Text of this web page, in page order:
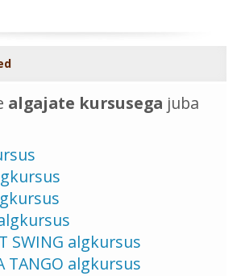
algajate kursusega juba
SWING algkursus
TANGO algkursus